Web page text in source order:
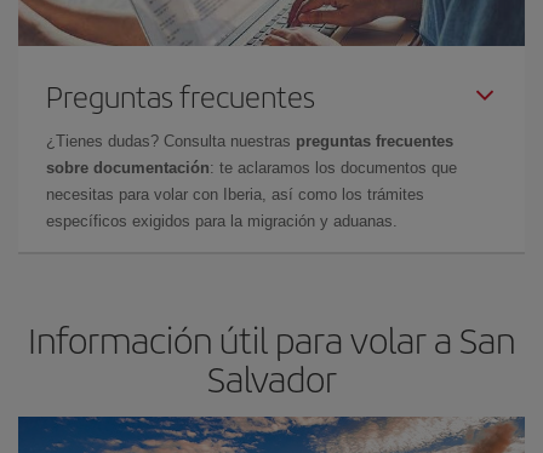
Preguntas frecuentes
¿Tienes dudas? Consulta nuestras preguntas frecuentes
sobre documentación: te aclaramos los documentos que
necesitas para volar con Iberia, así como los trámites
específicos exigidos para la migración y aduanas.
Información útil para volar a San
Salvador